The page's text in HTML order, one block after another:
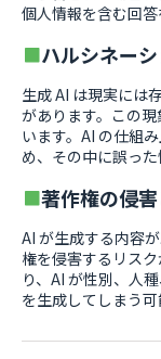
個人情報を含む回答
ハルシネー
生成 AI は現実には
があります。この
います。AI の仕組
め、その中に誤った
著作権の侵
AI が生成する内容
権を侵害するリス
り、AI が性別、人
を生成してしまう可